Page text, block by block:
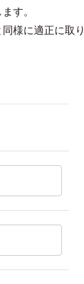
す。
様に適正に取り